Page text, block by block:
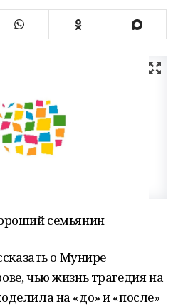
семьянин
о Мунире
чью жизнь трагедия на
на «до» и «после»